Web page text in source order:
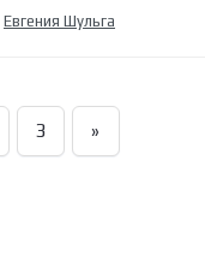
Евгения Шульга
3 »